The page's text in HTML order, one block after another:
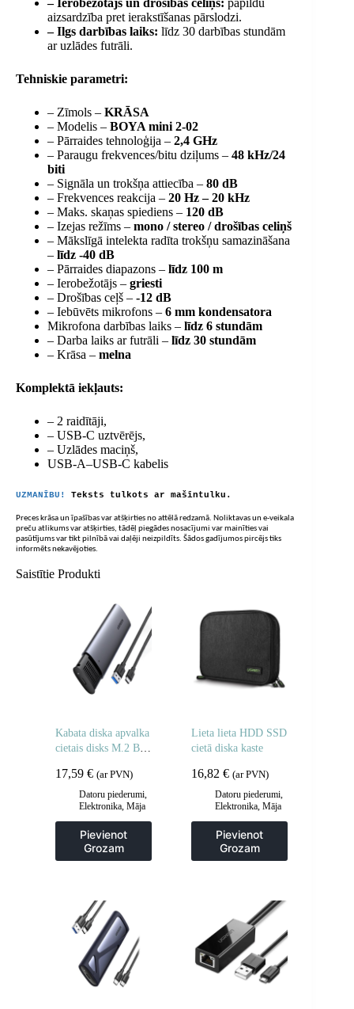
– Ierobežotājs un drošības celiņš: papildu
aizsardzība pret ierakstīšanas pārslodzi.
– Ilgs darbības laiks: līdz 30 darbības stundām
ar uzlādes futrāli.
Tehniskie parametri:
– Zīmols – KRĀSA
– Modelis – BOYA mini 2-02
– Pārraides tehnoloģija – 2,4 GHz
– Paraugu frekvences/bitu dziļums – 48 kHz/24
biti
– Signāla un trokšņa attiecība – 80 dB
– Frekvences reakcija – 20 Hz – 20 kHz
– Maks. skaņas spiediens – 120 dB
– Izejas režīms – mono / stereo / drošības celiņš
– Mākslīgā intelekta radīta trokšņu samazināšana
– līdz -40 dB
– Pārraides diapazons – līdz 100 m
– Ierobežotājs – griesti
– Drošības ceļš – -12 dB
– Iebūvēts mikrofons – 6 mm kondensatora
Mikrofona darbības laiks – līdz 6 stundām
– Darba laiks ar futrāli – līdz 30 stundām
– Krāsa – melna
Komplektā iekļauts:
– 2 raidītāji,
– USB-C uztvērējs,
– Uzlādes maciņš,
USB-A–USB-C kabelis
UZMANĪBU! Teksts tulkots ar mašīntulku.
Preces krāsa un īpašības var atšķirties no attēlā redzamā. Noliktavas un e-veikala
preču atlikums var atšķirties, tādēļ piegādes nosacījumi var mainīties vai
pasūtījums var tikt pilnībā vai daļēji neizpildīts. Šādos gadījumos pircējs tiks
informēts nekavējoties.
Saistītie Produkti
Kabata diska apvalka
cietais disks M.2 B-
+ USB kabeļa tips C
17,59 € (ar PVN)
Datoru piederumi,
Elektronika, Māja
Pievienot
Grozam
Lieta lieta HDD SSD
cietā diska kaste
16,82€ (ar PVN)
Datoru piederumi,
Elektronika,Māja
Pievienot
Grozam